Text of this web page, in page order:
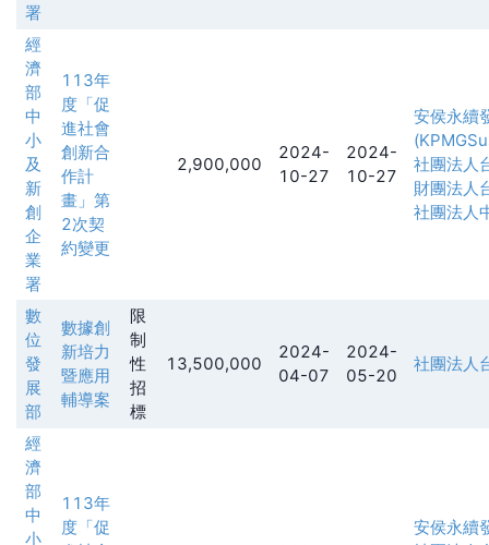
署
經
濟
部
中
小
及
新
創
企
業
署
113年
度「促
進社會
創新合
作計
畫」第
2次契
約變更
2,900,000
2024-
10-27
2024-
10-27
安侯永續
社團法人
財團法人
社團法人
數
位
發
展
部
數據創
新培力
暨應用
輔導案
限
制
性
招
標
13,500,000
2024-
04-07
2024-
05-20
社團法人
經
濟
部
中
小
113年
度「促
安侯永續